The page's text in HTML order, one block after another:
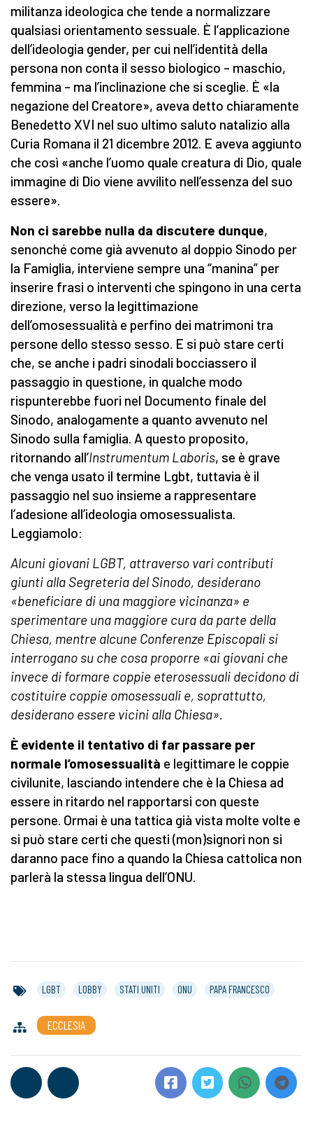
militanza ideologica che tende a normalizzare
qualsiasi orientamento sessuale. È l’applicazione
dell’ideologia gender, per cui nell’identità della
persona non conta il sesso biologico – maschio,
femmina – ma l’inclinazione che si sceglie. È «la
negazione del Creatore», aveva detto chiaramente
Benedetto XVI nel suo ultimo saluto natalizio alla
Curia Romana il 21 dicembre 2012. E aveva aggiunto
che così «anche l’uomo quale creatura di Dio, quale
immagine di Dio viene avvilito nell’essenza del suo
essere».
Non ci sarebbe nulla da discutere dunque,
senonché come già avvenuto al doppio Sinodo per
la Famiglia, interviene sempre una “manina” per
inserire frasi o interventi che spingono in una certa
direzione, verso la legittimazione
dell’omosessualità e perfino dei matrimoni tra
persone dello stesso sesso. E si può stare certi
che, se anche i padri sinodali bocciassero il
passaggio in questione, in qualche modo
rispunterebbe fuori nel Documento finale del
Sinodo, analogamente a quanto avvenuto nel
Sinodo sulla famiglia. A questo proposito,
ritornando all’Instrumentum Laboris, se è grave
che venga usato il termine Lgbt, tuttavia è il
passaggio nel suo insieme a rappresentare
l’adesione all’ideologia omosessualista.
Leggiamolo:
Alcuni giovani LGBT, attraverso vari contributi
giunti alla Segreteria del Sinodo, desiderano
«beneficiare di una maggiore vicinanza» e
sperimentare una maggiore cura da parte della
Chiesa, mentre alcune Conferenze Episcopali si
interrogano su che cosa proporre «ai giovani che
invece di formare coppie eterosessuali decidono di
costituire coppie omosessuali e, soprattutto,
desiderano essere vicini alla Chiesa».
È evidente il tentativo di far passare per
normale l’omosessualità e legittimare le coppie
civilunite, lasciando intendere che è la Chiesa ad
essere in ritardo nel rapportarsi con queste
persone. Ormai è una tattica già vista molte volte e
si può stare certi che questi (mon)signori non si
daranno pace fino a quando la Chiesa cattolica non
parlerà la stessa lingua dell’ONU.
LGBT LOBBY STATI UNITI ONU PAPA FRANCESCO
ECCLESIA